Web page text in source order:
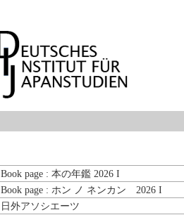
Book page : 本の年鑑 2026 I
Book page : ホン ノ ネンカン 2026 I
日外アソシエーツ